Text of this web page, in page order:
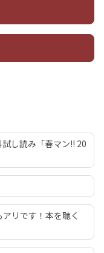
し読み「春マン!! 20
リです！本を聴く